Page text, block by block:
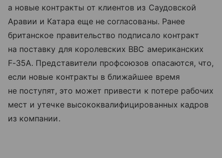
а новые контракты от клиентов из Саудовской
Аравии и Катара еще не согласованы. Ранее
британское правительство подписало контракт
на поставку для королевских ВВС американских
F-35A. Представители профсоюзов опасаются, что,
если новые контракты в ближайшее время
не поступят, это может привести к потере рабочих
мест и утечке высококвалифицированных кадров
из компании.